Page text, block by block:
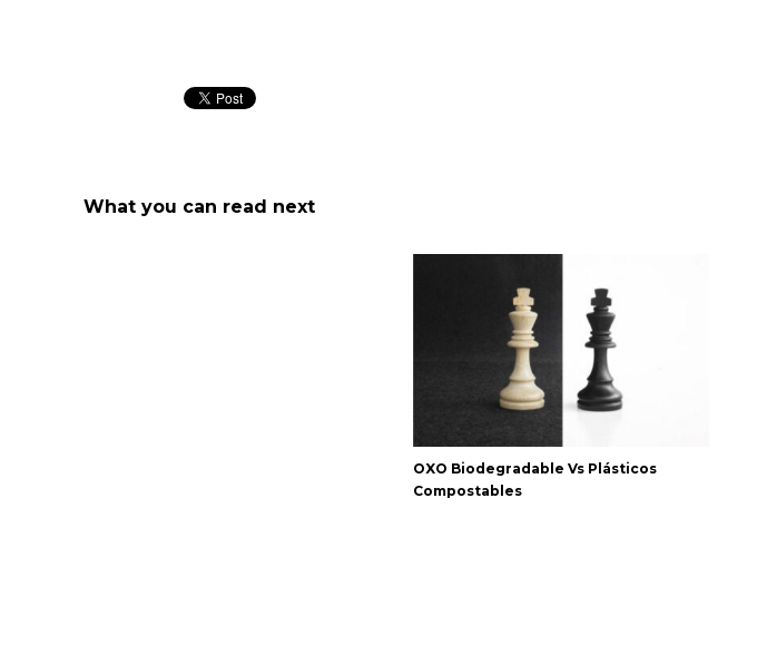
What you can read next
OXO Biodegradable Vs Plásticos
Compostables